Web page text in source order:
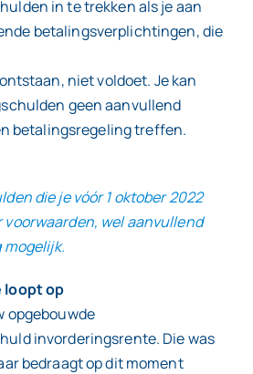
in te trekken als je aan
betalingsverplichtingen, die
niet voldoet. Je kan
geen aanvullend
betalingsregeling treffen.
die je vóór 1 oktober 2022
voorwaarden, wel aanvullend
loopt op
opgebouwde
invorderingsrente. Die was
bedraagt op dit moment